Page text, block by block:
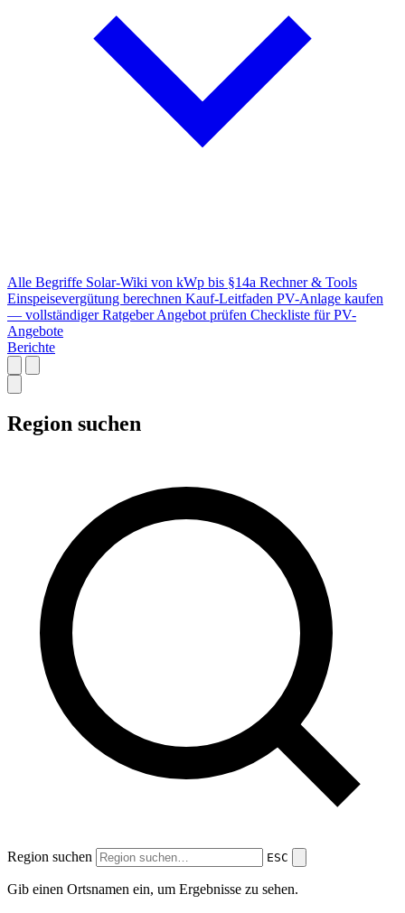
Alle Begriffe Solar-Wiki von kWp bis §14a Rechner & Tools
Einspeisevergütung berechnen Kauf-Leitfaden PV-Anlage kaufen
— vollständiger Ratgeber Angebot prüfen Checkliste für PV-
Angebote
Berichte
Region suchen
Region suchen ESC
Gib einen Ortsnamen ein, um Ergebnisse zu sehen.